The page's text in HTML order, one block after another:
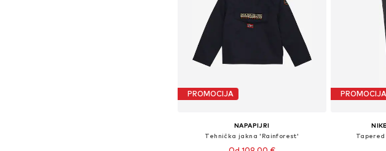
PROMOCIJA
NAPAPIJRI
Tehnička jakna 'Rainforest'
PROMOCIJA